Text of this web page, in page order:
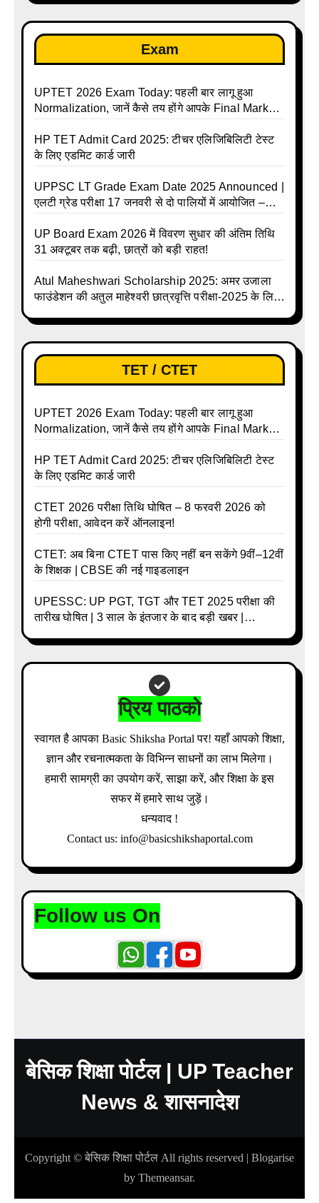
Exam
UPTET 2026 Exam Today: पहली बार लागू हुआ
Normalization, जानें कैसे तय होंगे आपके Final Marks
HP TET Admit Card 2025: टीचर एलिजिबिलिटी टेस्ट
के लिए एडमिट कार्ड जारी
UPPSC LT Grade Exam Date 2025 Announced |
एलटी ग्रेड परीक्षा 17 जनवरी से दो पालियों में आयोजित –
UP Board Exam 2026 में विवरण सुधार की अंतिम तिथि
31 अक्टूबर तक बढ़ी, छात्रों को बड़ी राहत!
Atul Maheshwari Scholarship 2025: अमर उजाला
फाउंडेशन की अतुल माहेश्वरी छात्रवृत्ति परीक्षा-2025 के लिए
TET / CTET
UPTET 2026 Exam Today: पहली बार लागू हुआ
Normalization, जानें कैसे तय होंगे आपके Final Marks
HP TET Admit Card 2025: टीचर एलिजिबिलिटी टेस्ट
के लिए एडमिट कार्ड जारी
CTET 2026 परीक्षा तिथि घोषित – 8 फरवरी 2026 को
होगी परीक्षा, आवेदन करें ऑनलाइन!
CTET: अब बिना CTET पास किए नहीं बन सकेंगे 9वीं–12वीं
के शिक्षक | CBSE की नई गाइडलाइन
UPESSC: UP PGT, TGT और TET 2025 परीक्षा की
तारीख घोषित | 3 साल के इंतजार के बाद बड़ी खबर |
प्रिय पाठको
स्वागत है आपका Basic Shiksha Portal पर! यहाँ आपको शिक्षा,
ज्ञान और रचनात्मकता के विभिन्न साधनों का लाभ मिलेगा।
हमारी सामग्री का उपयोग करें, साझा करें, और शिक्षा के इस
सफर में हमारे साथ जुड़ें।
धन्यवाद !
Contact us: info@basicshikshaportal.com
Follow us On
बेसिक शिक्षा पोर्टल | UP Teacher
News & शासनादेश
Copyright © बेसिक शिक्षा पोर्टल All rights reserved | Blogarise
by Themeansar.